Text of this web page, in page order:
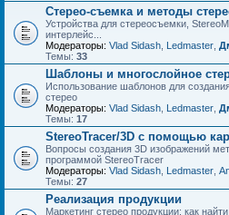
Стерео-съемка и методы
Устройства для стереосъемки,
интерлейс...
Модераторы: Vlad Sidash Ledmaster
Темы: 33
Шаблоны и многослойное
Использование шаблонов для
стерео
Модераторы: Vlad Sidash Ledmaster
Темы: 17
StereoTracer/3D с помощью
Вопросы создания 3D изображений
программой StereoTracer
Модераторы: Vlad Sidash Ledmaster
Темы: 27
Реализация продукции
Маркетинг стерео продукции: как